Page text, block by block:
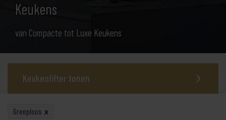
Keukens
van Compacte tot Luxe Keukens
Keukenfilter tonen
Greeploos x